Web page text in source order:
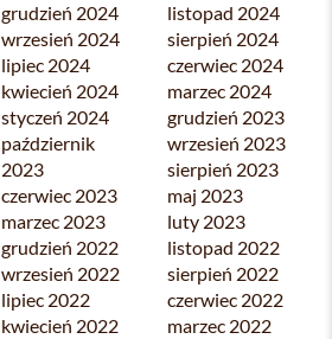
grudzień 2024
listopad 2024
wrzesień 2024
sierpień 2024
lipiec 2024
czerwiec 2024
kwiecień 2024
marzec 2024
styczeń 2024
grudzień 2023
październik
2023
wrzesień 2023
sierpień 2023
czerwiec 2023
maj 2023
marzec 2023
luty 2023
grudzień 2022
listopad 2022
wrzesień 2022
sierpień 2022
lipiec 2022
czerwiec 2022
kwiecień 2022
marzec 2022